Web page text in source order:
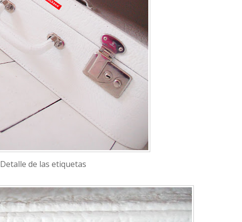
Detalle de las etiquetas